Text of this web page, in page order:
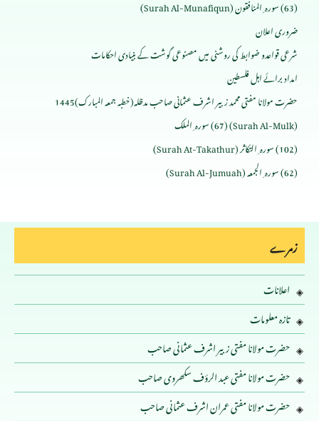
(63) سورہ ِ المنافقون (Surah Al-Munafiqun)
ضروری اعلان
شرعی قواعدو ضوابط کی روشنی میں مصنوعی گوشت کے بنیادی احکامات
امداد برائے اہل فلسطین
حضرت مولانا مفتی محمد زبیر اشرف عثمانی صاحب مدظلہ(خطبہ جمعہ المبارک)1445
(Surah Al-Mulk) (67) سورہ ِ الملک
(102) سورہ ِ التکاثر (Surah At-Takathur)
(62) سورہ ِ الجمعہ (Surah Al-Jumuah)
زمرے
اعلانات
تازہ معلومات
حضرت مولانا مفتی زبیر اشرف عثمانی صاحب
حضرت مولانا مفتی عبد الرؤف سکھروی صاحب
حضرت مولانا مفتی عمران اشرف عثمانی صاحب